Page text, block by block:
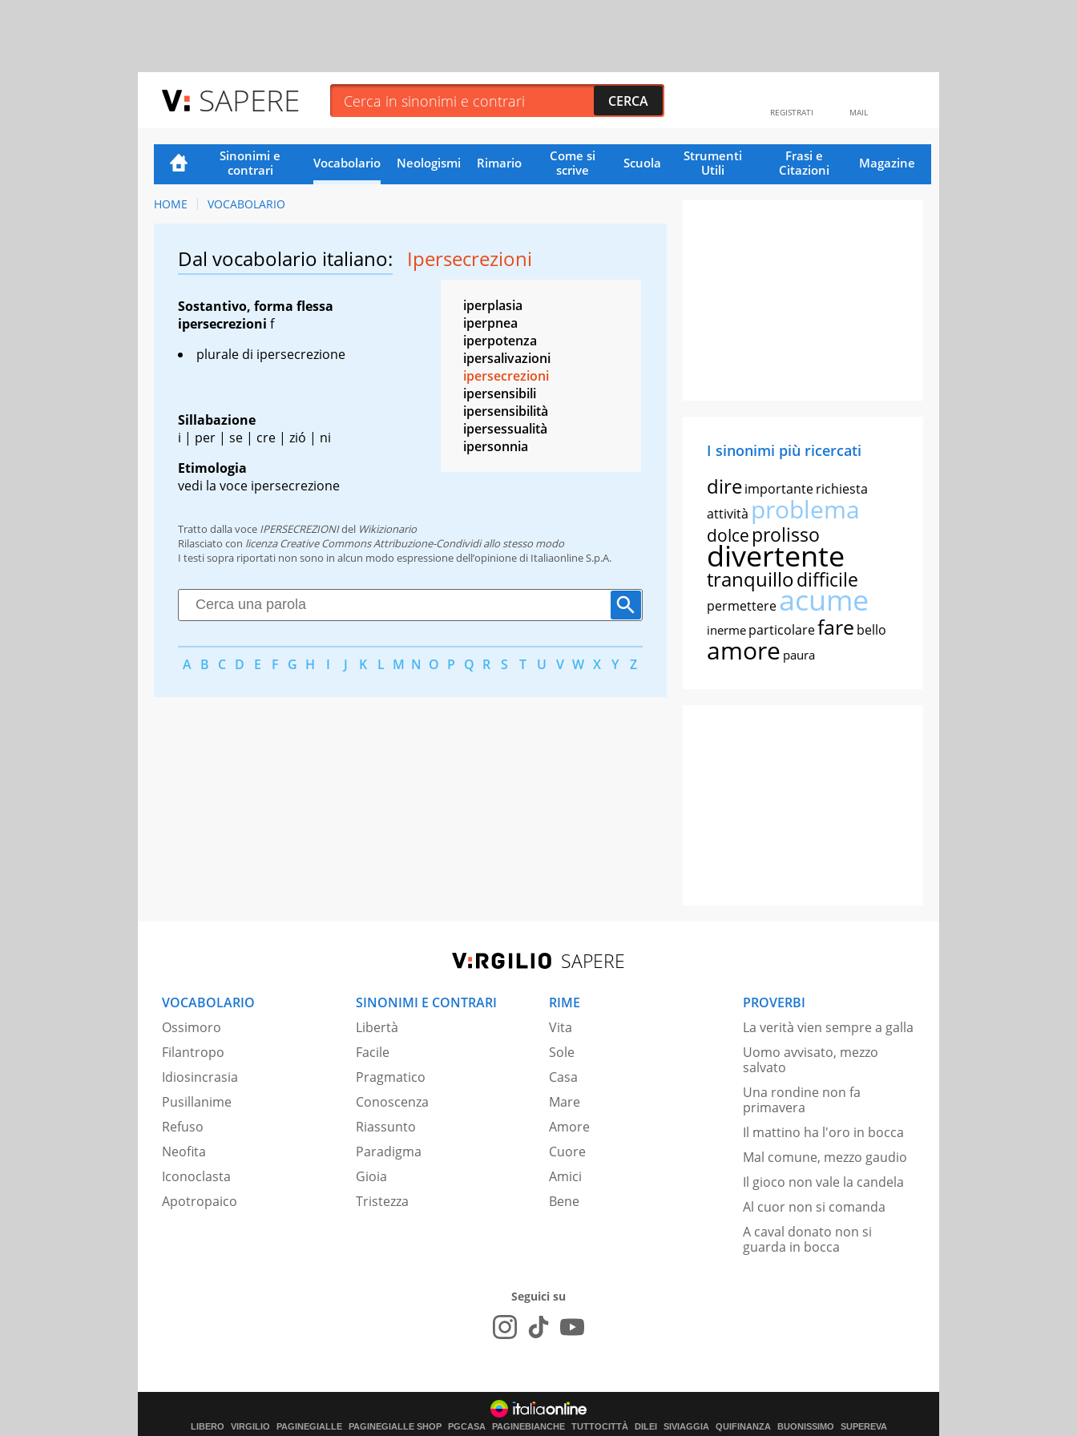
SAPERE MAIL
REGISTRATI
Sinonimi e
contrari
Vocabolario Neologismi Rimario
Come si
scrive
Scuola
Strumenti
Utili
Frasi e
Citazioni
Magazine
HOME VOCABOLARIO
Dal vocabolario italiano: Ipersecrezioni
Sostantivo, forma flessa
ipersecrezioni f
plurale di ipersecrezione
Sillabazione
i | per | se | cre | zió | ni
Etimologia
vedi la voce ipersecrezione
iperplasia
iperpnea
iperpotenza
ipersalivazioni
ipersecrezioni
ipersensibili
ipersensibilità
ipersessualità
ipersonnia
Tratto dalla voce IPERSECREZIONIdel Wikizionario
Rilasciato con licenza Creative Commons Attribuzione-Condividi allo stesso modo
I testi sopra riportati non sono in alcun modo espressione dell’opinione di Italiaonline S.p.A.
A B C D E F G H I J K L M N O P Q R S T U V W X Y Z
I sinonimi più ricercati
direimportanterichiesta
attività problema
dolce prolisso
divertente
tranquillodifficile
permettereacume
inerme particolarefare bello
amore paura
SAPERE
VOCABOLARIO
Ossimoro
Filantropo
Idiosincrasia
Pusillanime
Refuso
Neofita
Iconoclasta
Apotropaico
SINONIMI E CONTRARI
Libertà
Facile
Pragmatico
Conoscenza
Riassunto
Paradigma
Gioia
Tristezza
RIME
Vita
Sole
Casa
Mare
Amore
Cuore
Amici
Bene
PROVERBI
La verità vien sempre a galla
Uomo avvisato, mezzo
salvato
Una rondine non fa
primavera
Il mattino ha l'oro in bocca
Mal comune, mezzo gaudio
Il gioco non vale la candela
Al cuor non si comanda
A caval donato non si
guarda in bocca
Seguici su
LIBERO VIRGILIO PAGINEGIALLE PAGINEGIALLE SHOP PGCASA PAGINEBIANCHE TUTTOCITTÀ DILEI SIVIAGGIA QUIFINANZA BUONISSIMO SUPEREVA